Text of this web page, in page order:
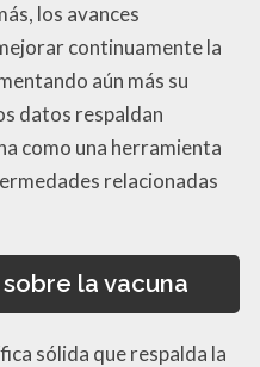
los avances
continuamente la
aún más su
datos respaldan
como una herramienta
relacionadas
la vacuna
sólida que respalda la